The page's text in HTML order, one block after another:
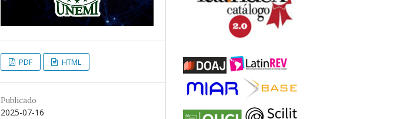
PDF HTML
Publicado
2025-07-16